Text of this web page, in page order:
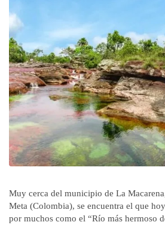
Muy cerca del municipio de La
Meta (Colombia), se encuentra el que
por muchos como el “Río más hermoso